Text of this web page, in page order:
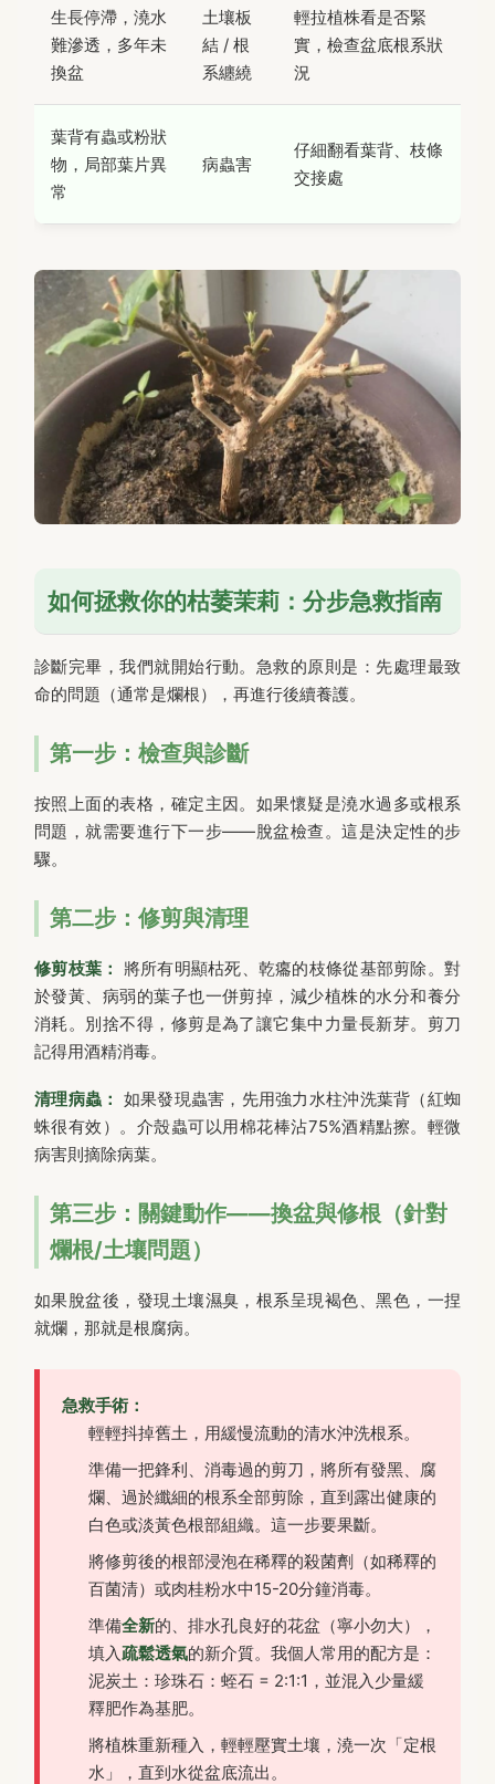
生長停滯，澆水
難滲透，多年未
換盆
土壤板
結 / 根
系纏繞
輕拉植株看是否緊
實，檢查盆底根系狀
況
葉背有蟲或粉狀
物，局部葉片異
常
病蟲害
仔細翻看葉背、枝條
交接處
如何拯救你的枯萎茉莉：分步急救指南
診斷完畢，我們就開始行動。急救的原則是：先處理最致
命的問題（通常是爛根），再進行後續養護。
第一步：檢查與診斷
按照上面的表格，確定主因。如果懷疑是澆水過多或根系
問題，就需要進行下一步——脫盆檢查。這是決定性的步
驟。
第二步：修剪與清理
修剪枝葉： 將所有明顯枯死、乾癟的枝條從基部剪除。對
於發黃、病弱的葉子也一併剪掉，減少植株的水分和養分
消耗。別捨不得，修剪是為了讓它集中力量長新芽。剪刀
記得用酒精消毒。
清理病蟲： 如果發現蟲害，先用強力水柱沖洗葉背（紅蜘
蛛很有效）。介殼蟲可以用棉花棒沾75%酒精點擦。輕微
病害則摘除病葉。
第三步：關鍵動作——換盆與修根（針對
爛根/土壤問題）
如果脫盆後，發現土壤濕臭，根系呈現褐色、黑色，一捏
就爛，那就是根腐病。
急救手術：
輕輕抖掉舊土，用緩慢流動的清水沖洗根系。
準備一把鋒利、消毒過的剪刀，將所有發黑、腐
爛、過於纖細的根系全部剪除，直到露出健康的
白色或淡黃色根部組織。這一步要果斷。
將修剪後的根部浸泡在稀釋的殺菌劑（如稀釋的
百菌清）或肉桂粉水中15-20分鐘消毒。
準備全新的、排水孔良好的花盆（寧小勿大），
填入疏鬆透氣的新介質。我個人常用的配方是：
泥炭土：珍珠石：蛭石 = 2:1:1，並混入少量緩
釋肥作為基肥。
將植株重新種入，輕輕壓實土壤，澆一次「定根
水」，直到水從盆底流出。